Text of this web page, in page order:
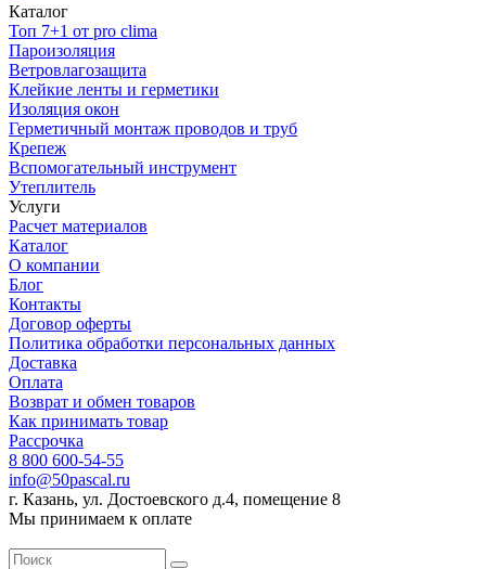
Каталог
Топ 7+1 от pro clima
Пароизоляция
Ветровлагозащита
Клейкие ленты и герметики
Изоляция окон
Герметичный монтаж проводов и труб
Крепеж
Вспомогательный инструмент
Утеплитель
Услуги
Расчет материалов
Каталог
О компании
Блог
Контакты
Договор оферты
Политика обработки персональных данных
Доставка
Оплата
Возврат и обмен товаров
Как принимать товар
Рассрочка
8 800 600-54-55
info@50pascal.ru
г. Казань, ул. Достоевского д.4, помещение 8
Мы принимаем к оплате